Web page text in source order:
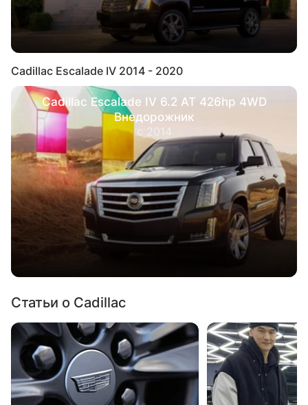
Cadillac Escalade IV 2014 - 2020
Cadillac Escalade IV 6.2 AT 426hp 4WD
Внедорожник
с 2014
Статьи о Cadillac